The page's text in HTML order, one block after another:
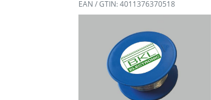
EAN / GTIN: 4011376370518